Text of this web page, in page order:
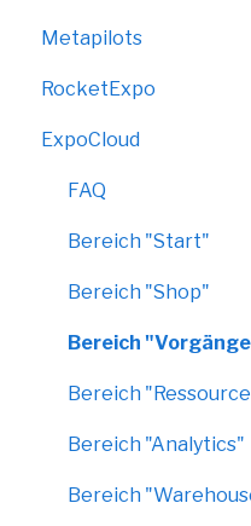
Metapilots
VirtualShow
RocketExpo
LED-Messewand
ExpoCloud
FAQ
Bereich "Start"
Bereich "Shop"
Bereich
Bereich
Bereich "Analytics"
Bereich